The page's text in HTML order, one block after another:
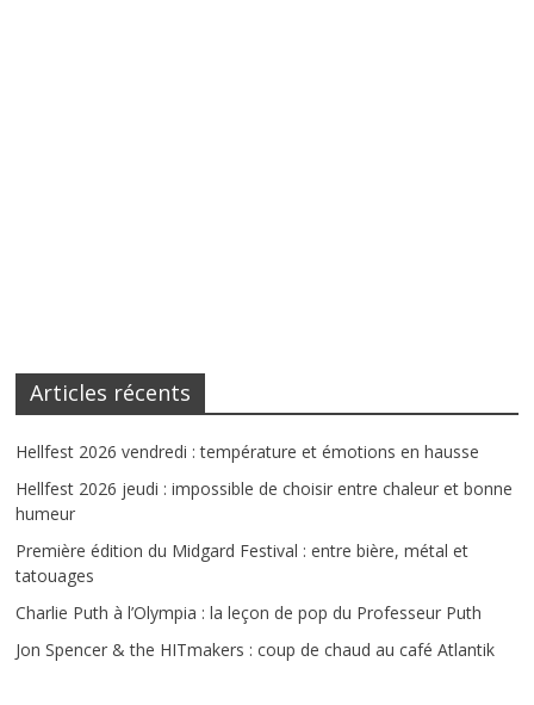
Articles récents
Hellfest 2026 vendredi : température et émotions en hausse
Hellfest 2026 jeudi : impossible de choisir entre chaleur et bonne
humeur
Première édition du Midgard Festival : entre bière, métal et
tatouages
Charlie Puth à l’Olympia : la leçon de pop du Professeur Puth
Jon Spencer & the HITmakers : coup de chaud au café Atlantik